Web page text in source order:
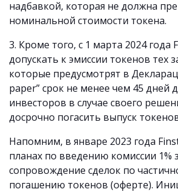
надбавкой, которая не должна
номинальной стоимости токена.
3. Кроме того, с 1 марта 2024 года
допускать к эмиссии токенов тех
которые предусмотрят в
paper” срок не менее чем 45 дней
инвесторов в случае своего
досрочно погасить выпуск
Напомним, в январе 2023 года
планах по введению комиссии 1%
сопровождение сделок по
погашению токенов (оферте).